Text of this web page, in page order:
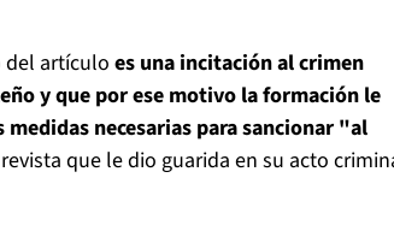
del artículo es una incitación al crimen
y que por ese motivo la formación le
necesarias para sancionar "al
que le dio guarida en su acto